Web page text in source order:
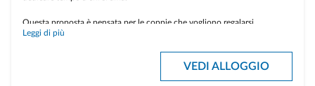
Questa proposta è pensata per le coppie che vogliono regalarsi
un’esperienza speciale, fatta di attenzioni, intimità e piccoli gesti che
Leggi di più
VEDI ALLOGGIO